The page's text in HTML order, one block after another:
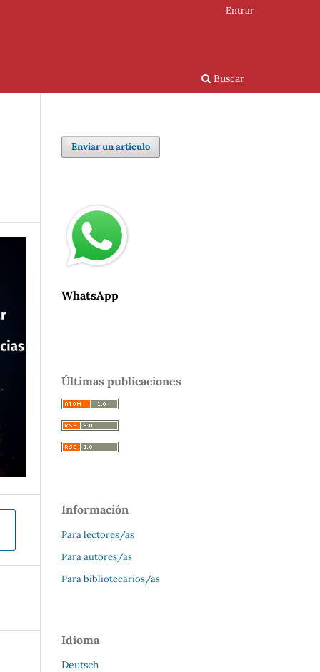
Buscar
Entrar
Enviar un artículo
WhatsApp
Últimas publicaciones
Información
Para lectores/as
Para autores/as
Para bibliotecarios/as
Idioma
Deutsch